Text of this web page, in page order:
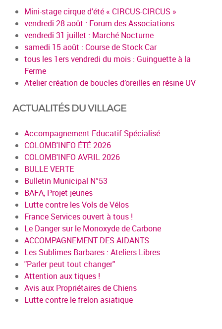
Mini-stage cirque d'été « CIRCUS-CIRCUS »
vendredi 28 août : Forum des Associations
vendredi 31 juillet : Marché Nocturne
samedi 15 août : Course de Stock Car
tous les 1ers vendredi du mois : Guinguette à la
Ferme
Atelier création de boucles d’oreilles en résine UV
ACTUALITÉS DU VILLAGE
Accompagnement Educatif Spécialisé
COLOMB'INFO ÉTÉ 2026
COLOMB'INFO AVRIL 2026
BULLE VERTE
Bulletin Municipal N°53
BAFA, Projet jeunes
Lutte contre les Vols de Vélos
France Services ouvert à tous !
Le Danger sur le Monoxyde de Carbone
ACCOMPAGNEMENT DES AIDANTS
Les Sublimes Barbares : Ateliers Libres
"Parler peut tout changer"
Attention aux tiques !
Avis aux Propriétaires de Chiens
Lutte contre le frelon asiatique